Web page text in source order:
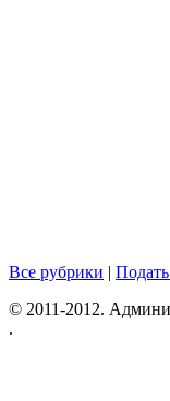
Все рубрики |
© 2011-2012.
.